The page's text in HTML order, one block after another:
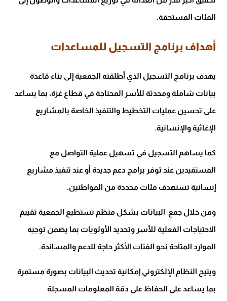
الفئات المستحقة.
أهداف برنامج التسجيل للمساعدات
يهدف برنامج التسجيل الذي أطلقته الجمعية إلى بناء قاعدة
بيانات شاملة ومحدثة للأسر المحتاجة في قطاع غزة، بما يساعد
على تحسين عمليات التخطيط والتنفيذ الخاصة بالمشاريع
الإغاثية والإنسانية.
كما يساهم التسجيل في تسهيل عملية التواصل مع
المستفيدين عند توفر برامج دعم جديدة أو عند تنفيذ مشاريع
إنسانية تستهدف فئات محددة من المواطنين.
ومن خلال جمع البيانات بشكل منظم تستطيع الجمعية تقييم
الاحتياجات الفعلية للأسر وتحديد الأولويات بما يضمن توجيه
الموارد المتاحة نحو الفئات الأكثر حاجة للدعم والمساندة.
ويتيح النظام الإلكتروني إمكانية تحديث البيانات بصورة مستمرة
بما يساعد على الحفاظ على دقة المعلومات المسجلة